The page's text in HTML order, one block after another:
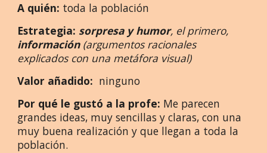
A quién: toda la población
Estrategia: sorpresay humor, el primero,
información (argumentos racionales
explicados con una metáfora visual)
Valor añadido: ninguno
Por qué le gustó a la profe: Me parecen
grandes ideas, muy sencillas y claras, con una
muy buena realización y que llegan a toda la
población.